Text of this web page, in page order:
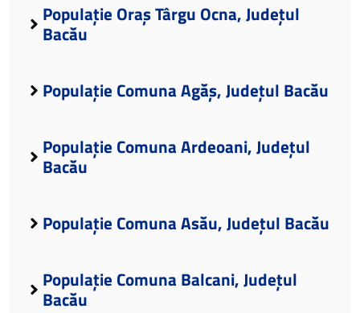
Populație Oraș Târgu Ocna, Județul
Bacău
Populație Comuna Agăș, Județul Bacău
Populație Comuna Ardeoani, Județul
Bacău
Populație Comuna Asău, Județul Bacău
Populație Comuna Balcani, Județul
Bacău